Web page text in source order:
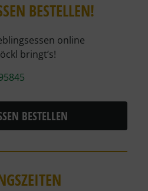
BESTELLEN!
online
bringt’s!
BESTELLEN